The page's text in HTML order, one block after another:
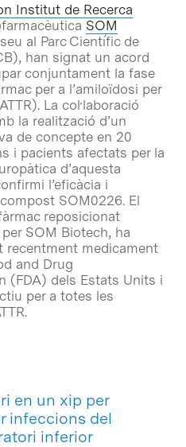
Institut de Recerca
SOM
al Parc Científic de
han signat un acord
conjuntament la fase
per a l’amiloïdosi per
La col·laboració
la realització d’un
de concepte en 20
i pacients afectats per la
d’aquesta
l’eficàcia i
SOM0226. El
reposicionat
SOM Biotech, ha
recentment medicament
and Drug
(FDA) dels Estats Units i
per a totes les
en un xip per
infeccions del
inferior